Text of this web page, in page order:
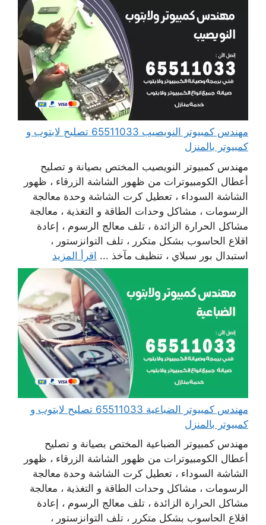
مهندس كمبيوتر النويصيب 65511033 تصليح لابتوب و
كمبيوتر بالمنزل
مهندس كمبيوتر النويصيب المختص بصيانة و تصليح
أعطال الكومبيوترات من ظهور الشاشة الزرقاء ، ظهور
الشاشة السوداء ، تعطيل كرت الشاشة وحدة معالجة
الرسومات ، مشاكل وحدات الطاقة و التغذية ، معالجة
مشاكل الحرارة الزائدة ، تلف معالج الرسوم ، إعادة
اقلاع الحاسوب بشكل متكرر ، تلف التوانزستور ،
استبدال بور سبلاي ، تنظيف مآخذ ... اقرأ المزيد
مهندس كمبيوتر الضباعية 65511033 تصليح لابتوب و
كمبيوتر بالمنزل
مهندس كمبيوتر الضباعية المختص بصيانة و تصليح
أعطال الكومبيوترات من ظهور الشاشة الزرقاء ، ظهور
الشاشة السوداء ، تعطيل كرت الشاشة وحدة معالجة
الرسومات ، مشاكل وحدات الطاقة و التغذية ، معالجة
مشاكل الحرارة الزائدة ، تلف معالج الرسوم ، إعادة
اقلاع الحاسوب بشكل متكرر ، تلف التوانزستور ،